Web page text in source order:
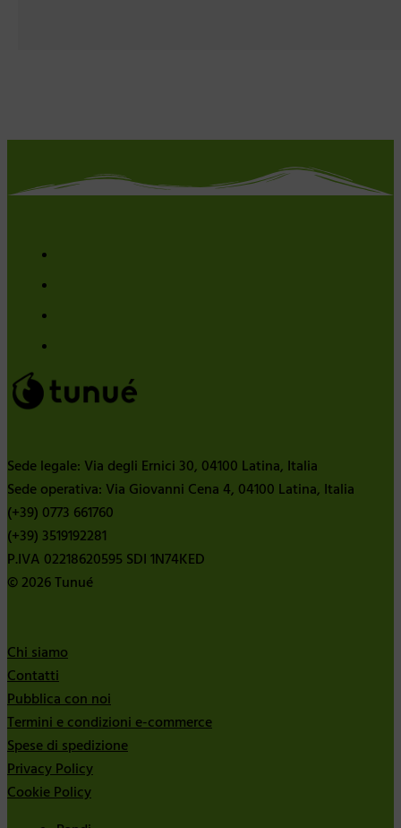
Sede legale: Via degli Ernici 30, 04100 Latina, Italia
Sede operativa: Via Giovanni Cena 4, 04100 Latina, Italia
(+39) 0773 661760
(+39) 3519192281
P.IVA 02218620595 SDI 1N74KED
© 2026 Tunué
Chi siamo
Contatti
Pubblica con noi
Termini e condizioni e-commerce
Spese di spedizione
Privacy Policy
Cookie Policy